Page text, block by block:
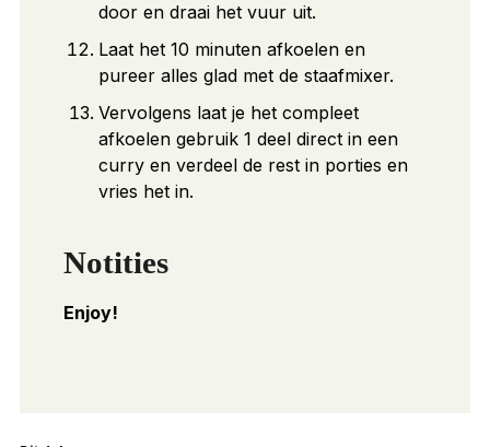
door en draai het vuur uit.
Laat het 10 minuten afkoelen en
pureer alles glad met de staafmixer.
Vervolgens laat je het compleet
afkoelen gebruik 1 deel direct in een
curry en verdeel de rest in porties en
vries het in.
Notities
Enjoy!